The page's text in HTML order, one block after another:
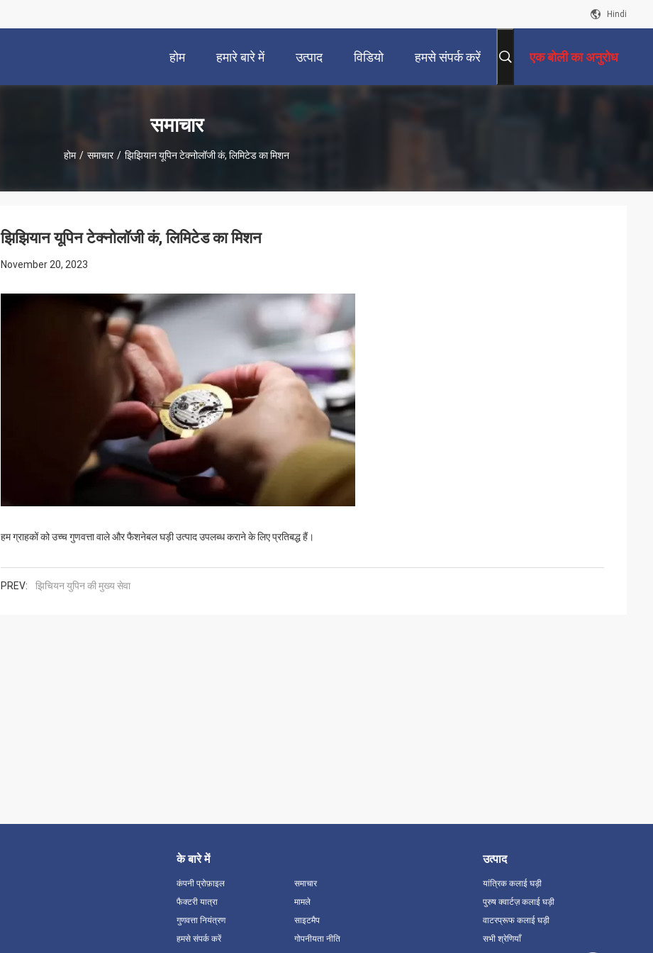
Hindi
होम हमारे बारे में उत्पाद विडियो हमसे संपर्क करें एक बोली का अनुरोध
समाचार
होम / समाचार / झिझियान यूपिन टेक्नोलॉजी कं, लिमिटेड का मिशन
झिझियान यूपिन टेक्नोलॉजी कं, लिमिटेड का मिशन
November 20, 2023
हम ग्राहकों को उच्च गुणवत्ता वाले और फैशनेबल घड़ी उत्पाद उपलब्ध कराने के लिए प्रतिबद्ध हैं।
PREV: झिचियन युपिन की मुख्य सेवा
के बारे में
कंपनी प्रोफ़ाइल
फैक्टरी यात्रा
गुणवत्ता नियंत्रण
हमसे संपर्क करें
समाचार
मामले
साइटमैप
गोपनीयता नीति
उत्पाद
यांत्रिक कलाई घड़ी
पुरुष क्वार्टज़ कलाई घड़ी
वाटरप्रूफ कलाई घड़ी
सभी श्रेणियाँ